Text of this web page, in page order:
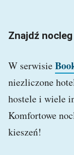
Znajdź
W serwisie
niezliczone
hostele i wiele
Komfortowe
kieszeń!